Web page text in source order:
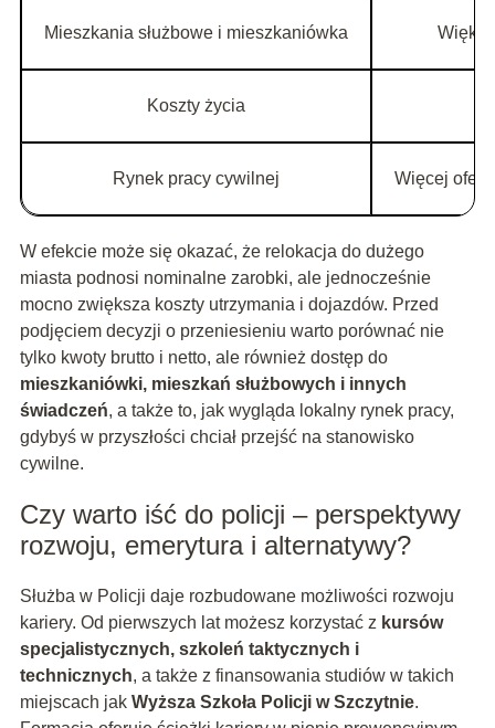
Mieszkania służbowe i mieszkaniówka
Koszty życia
Rynek pracy cywilnej Więcej ofert
W efekcie może się okazać, że relokacja do dużego
miasta podnosi nominalne zarobki, ale jednocześnie
mocno zwiększa koszty utrzymania i dojazdów. Przed
podjęciem decyzji o przeniesieniu warto porównać nie
tylko kwoty brutto i netto, ale również dostęp do
mieszkaniówki, mieszkań służbowych i innych
świadczeń, a także to, jak wygląda lokalny rynek pracy,
gdybyś w przyszłości chciał przejść na stanowisko
cywilne.
Czy warto iść do policji – perspektywy
rozwoju, emerytura i alternatywy?
Służba w Policji daje rozbudowane możliwości rozwoju
kariery. Od pierwszych lat możesz korzystać z kursów
specjalistycznych, szkoleń taktycznych i
technicznych, a także z finansowania studiów w takich
miejscach jak Wyższa Szkoła Policji w Szczytnie.